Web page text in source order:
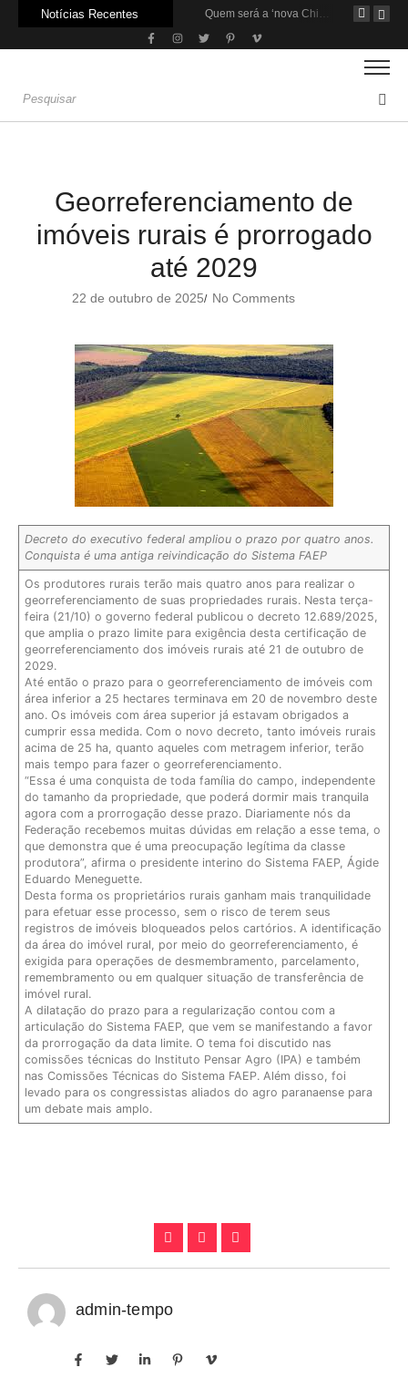
Notícias Recentes Quem será a ‘nova China’ do agro quando o apetite de Pequim acabar?
Georreferenciamento de
imóveis rurais é prorrogado
até 2029
22 de outubro de 2025/ No Comments
Decreto do executivo federal ampliou o prazo por quatro anos.
Conquista é uma antiga reivindicação do Sistema FAEP
Os produtores rurais terão mais quatro anos para realizar o
georreferenciamento de suas propriedades rurais. Nesta terça-
feira (21/10) o governo federal publicou o decreto 12.689/2025,
que amplia o prazo limite para exigência desta certificação de
georreferenciamento dos imóveis rurais até 21 de outubro de
2029.
Até então o prazo para o georreferenciamento de imóveis com
área inferior a 25 hectares terminava em 20 de novembro deste
ano. Os imóveis com área superior já estavam obrigados a
cumprir essa medida. Com o novo decreto, tanto imóveis rurais
acima de 25 ha, quanto aqueles com metragem inferior, terão
mais tempo para fazer o georreferenciamento.
“Essa é uma conquista de toda família do campo, independente
do tamanho da propriedade, que poderá dormir mais tranquila
agora com a prorrogação desse prazo. Diariamente nós da
Federação recebemos muitas dúvidas em relação a esse tema, o
que demonstra que é uma preocupação legítima da classe
produtora”, afirma o presidente interino do Sistema FAEP, Ágide
Eduardo Meneguette.
Desta forma os proprietários rurais ganham mais tranquilidade
para efetuar esse processo, sem o risco de terem seus
registros de imóveis bloqueados pelos cartórios. A identificação
da área do imóvel rural, por meio do georreferenciamento, é
exigida para operações de desmembramento, parcelamento,
remembramento ou em qualquer situação de transferência de
imóvel rural.
A dilatação do prazo para a regularização contou com a
articulação do Sistema FAEP, que vem se manifestando a favor
da prorrogação da data limite. O tema foi discutido nas
comissões técnicas do Instituto Pensar Agro (IPA) e também
nas Comissões Técnicas do Sistema FAEP. Além disso, foi
levado para os congressistas aliados do agro paranaense para
um debate mais amplo.
admin-tempo